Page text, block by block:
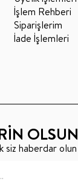
İşlem Rehberi
Siparişlerim
İade İşlemleri
OLSUN
siz haberdar olun